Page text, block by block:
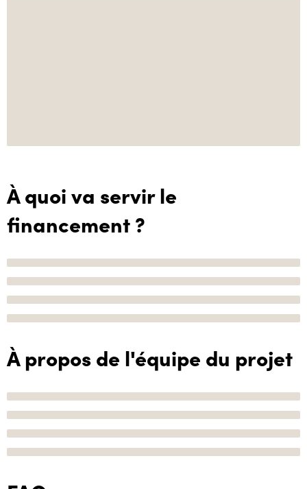
À quoi va servir le
financement ?
À propos de l'équipe du projet